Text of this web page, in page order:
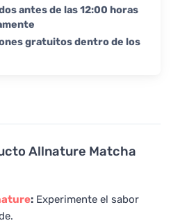
Allnature Matcha
: Experimente el sabor
antes de las 12:00 horas
gratuitos dentro de los